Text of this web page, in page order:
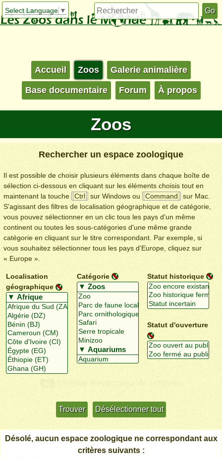
Select Language ▼
Accueil Zoos Galerie animalière
Base documentaire Forum À propos
Zoos
Rechercher un espace zoologique
Il est possible de choisir plusieurs éléments dans chaque boîte de
sélection ci-dessous en cliquant sur les éléments choisis tout en
maintenant la touche
Ctrl sur Windows ou Command
sur Mac.
S'agissant des filtres de localisation géographique et de catégorie,
vous pouvez sélectionner en un clic tous les pays d'un même
continent ou toutes les sous-catégories d'une même grande
catégorie en cliquant sur le titre correspondant. Par exemple, si
vous souhaitez sélectionner tous les pays d'Europe, cliquez sur
« Europe ».
Localisation
géographique
Catégorie Statut historique
Statut d'ouverture
Désolé, aucun espace zoologique ne correspondant aux
critères suivants :